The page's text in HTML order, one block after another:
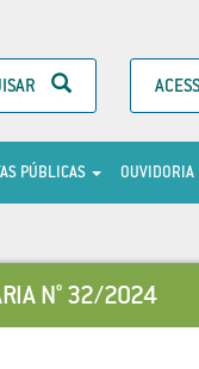
PÚBLICAS OUVIDORIA
N° 32/2024